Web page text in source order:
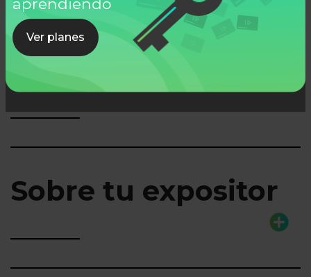
Ver planes
Lo que aprenderás
Sobre tu expositor